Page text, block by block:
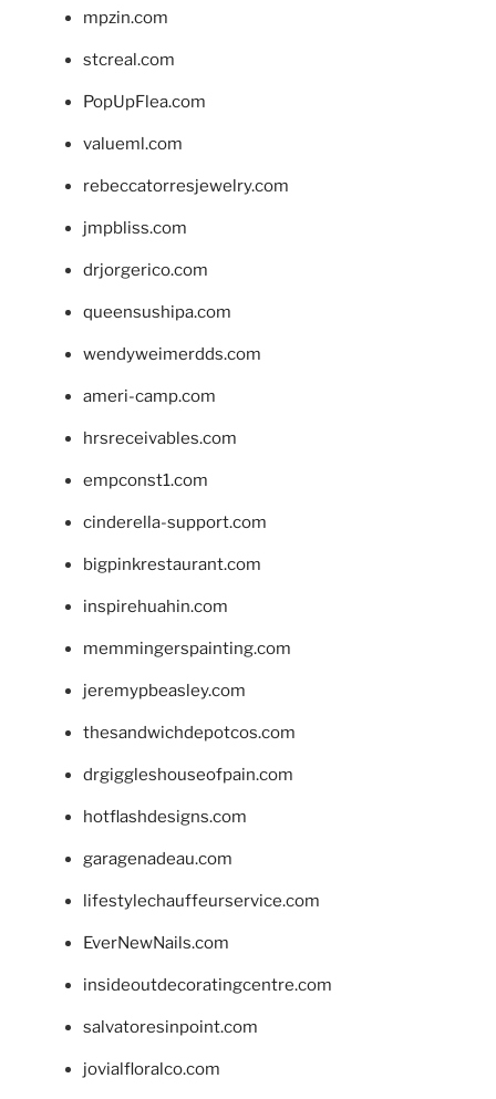
mpzin.com
stcreal.com
PopUpFlea.com
valueml.com
rebeccatorresjewelry.com
jmpbliss.com
drjorgerico.com
queensushipa.com
wendyweimerdds.com
ameri-camp.com
hrsreceivables.com
empconst1.com
cinderella-support.com
bigpinkrestaurant.com
inspirehuahin.com
memmingerspainting.com
jeremypbeasley.com
thesandwichdepotcos.com
drgiggleshouseofpain.com
hotflashdesigns.com
garagenadeau.com
lifestylechauffeurservice.com
EverNewNails.com
insideoutdecoratingcentre.com
salvatoresinpoint.com
jovialfloralco.com